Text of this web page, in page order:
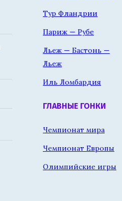
Тур Фландрии
Париж — Рубе
Льеж — Бастонь —
Льеж
Иль Ломбардия
ГЛАВНЫЕ ГОНКИ
Чемпионат мира
Чемпионат Европы
Олимпийские игры